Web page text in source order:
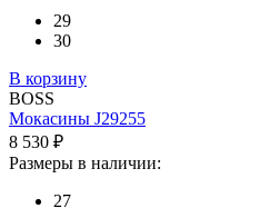
29
30
В корзину
BOSS
Мокасины J29255
8 530 ₽
Размеры в наличии:
27